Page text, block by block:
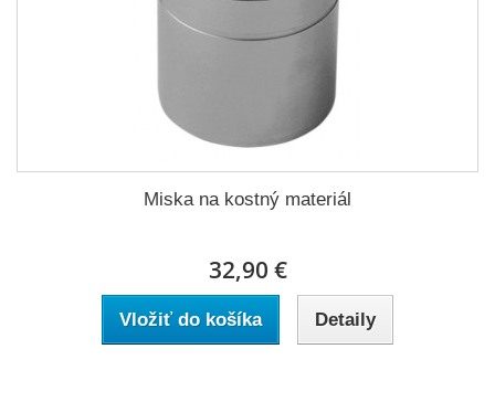
Miska na kostný materiál
32,90 €
Vložiť do košíka Detaily